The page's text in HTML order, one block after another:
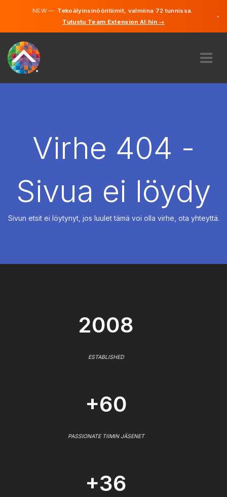
NEW —Tekoälyinsinööritiimit, valmiina 72 tunnissa.
Tutustu Team Extension AI:hin →
×
VUOKRAUS
Saksa
Englanti
Virhe 404 -
Sivua ei löydy
Sivun etsit ei löytynyt, jos luulet tämä voi olla virhe, ota yhteyttä.
2008
ESTABLISHED
+60
PASSIONATE TIIMIN JÄSENET
+36